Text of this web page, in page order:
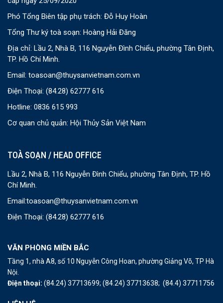
Phó Tổng Biên tập phụ trách: Đỗ Huy Hoàn
Tổng Thư ký toà soạn: Hoàng Hải Đăng
Địa chỉ: Lầu 2, Nhà B, 116 Nguyễn Đình Chiểu, phường Tân Định,
TP. Hồ Chí Minh.
Email: toasoan@thuysanvietnam.com.vn
Điện Thoại: (84.28) 62777 616
Hotline: 0836 615 993
Cơ quan chủ quản: Hội Thủy Sản Việt Nam
TOÀ SOẠN / HEAD OFFICE
Lầu 2, Nhà B, 116 Nguyễn Đình Chiểu, phường Tân Định, TP. Hồ
Chí Minh.
Email:toasoan@thuysanvietnam.com.vn
Điện Thoại: (84.28) 62777 616
VĂN PHÒNG MIỀN BẮC
Tầng 1, nhà A8, số 10 Nguyễn Công Hoan, phường Giảng Võ, TP Hà
Nội.
Điện thoại: (84.24) 37713699; (84.24) 37713638; (84.4) 37711756